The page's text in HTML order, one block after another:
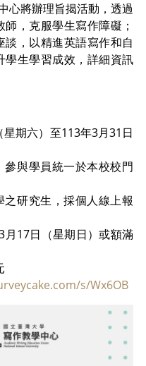
心將辦理旨揭活動，透過
，克服學生寫作障礙；
，以精進英語寫作和自
生學習成效，詳細資訊
期六）至113年3月31日
與學員統一於本校校門
研究生，採個人線上報
17日（星期日）或額滿
s/Wx6OB